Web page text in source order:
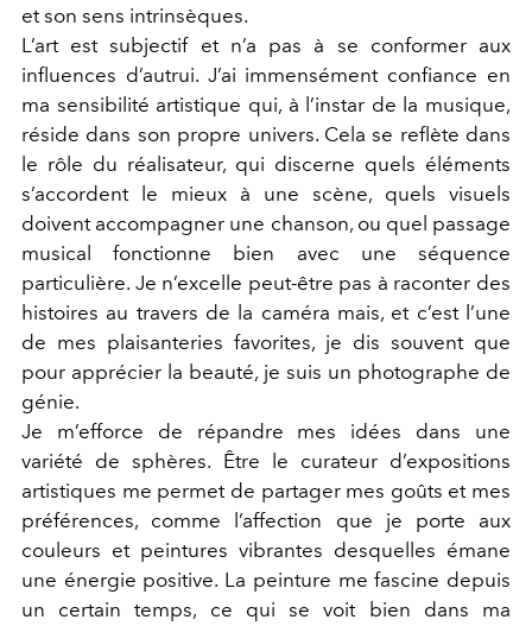
et son sens intrinsèques.
L’art est subjectif et n’a pas à se conformer aux
influences d’autrui. J’ai immensément confiance en
ma sensibilité artistique qui, à l’instar de la musique,
réside dans son propre univers. Cela se reflète dans
le rôle du réalisateur, qui discerne quels éléments
s’accordent le mieux à une scène, quels visuels
doivent accompagner une chanson, ou quel passage
musical fonctionne bien avec une séquence
particulière. Je n’excelle peut-être pas à raconter des
histoires au travers de la caméra mais, et c’est l’une
de mes plaisanteries favorites, je dis souvent que
pour apprécier la beauté, je suis un photographe de
génie.
Je m’efforce de répandre mes idées dans une
variété de sphères. Être le curateur d’expositions
artistiques me permet de partager mes goûts et mes
préférences, comme l’affection que je porte aux
couleurs et peintures vibrantes desquelles émane
une énergie positive. La peinture me fascine depuis
un certain temps, ce qui se voit bien dans ma